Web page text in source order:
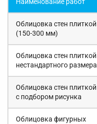
Наименование работ
Облицовка стен плиткой
(150-300 мм)
Облицовка стен плиткой
нестандартного размера
Облицовка стен плиткой
с подбором рисунка
Облицовка фигурных